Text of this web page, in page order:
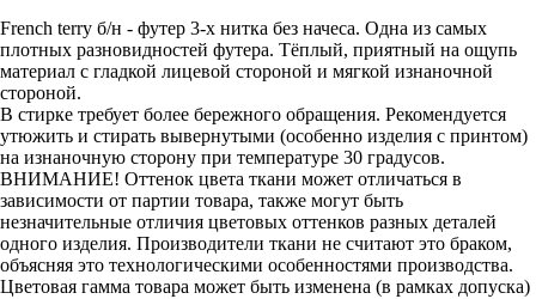
French terry б/н - футер 3-х нитка без начеса. Одна из самых
плотных разновидностей футера. Тёплый, приятный на ощупь
материал с гладкой лицевой стороной и мягкой изнаночной
стороной.
В стирке требует более бережного обращения. Рекомендуется
утюжить и стирать вывернутыми (особенно изделия с принтом)
на изнаночную сторону при температуре 30 градусов.
ВНИМАНИЕ! Оттенок цвета ткани может отличаться в
зависимости от партии товара, также могут быть
незначительные отличия цветовых оттенков разных деталей
одного изделия. Производители ткани не считают это браком,
объясняя это технологическими особенностями производства.
Цветовая гамма товара может быть изменена (в рамках допуска)